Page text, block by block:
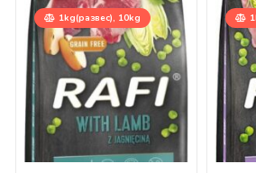
1kg(развес), 10kg